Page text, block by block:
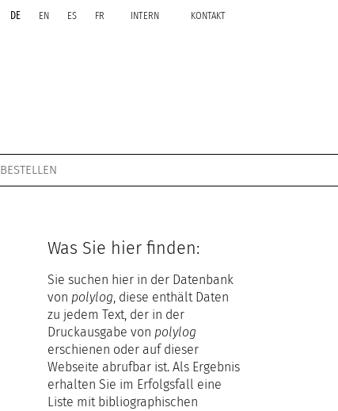
DE EN ES FR INTERN KONTAKT
BESTELLEN
Was Sie hier finden:
Sie suchen hier in der Datenbank
von polylog, diese enthält Daten
zu jedem Text, der in der
Druckausgabe von polylog
erschienen oder auf dieser
Webseite abrufbar ist. Als Ergebnis
erhalten Sie im Erfolgsfall eine
Liste mit bibliographischen